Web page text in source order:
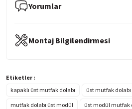
Yorumlar
Montaj Bilgilendirmesi
Etiketler :
kapaklı üst mutfak dolabı
üst mutfak dolabı
mutfak dolabı üst modül
üst modül mutfak